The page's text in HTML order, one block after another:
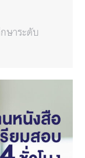
ษาระดับ